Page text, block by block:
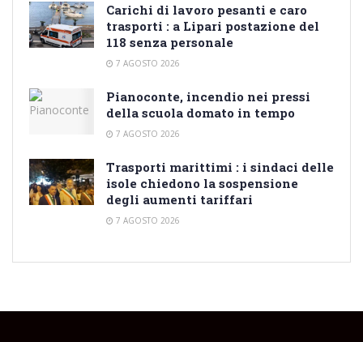
Carichi di lavoro pesanti e caro
trasporti : a Lipari postazione del
118 senza personale
7 AGOSTO 2026
Pianoconte, incendio nei pressi
della scuola domato in tempo
7 AGOSTO 2026
Trasporti marittimi : i sindaci delle
isole chiedono la sospensione
degli aumenti tariffari
7 AGOSTO 2026